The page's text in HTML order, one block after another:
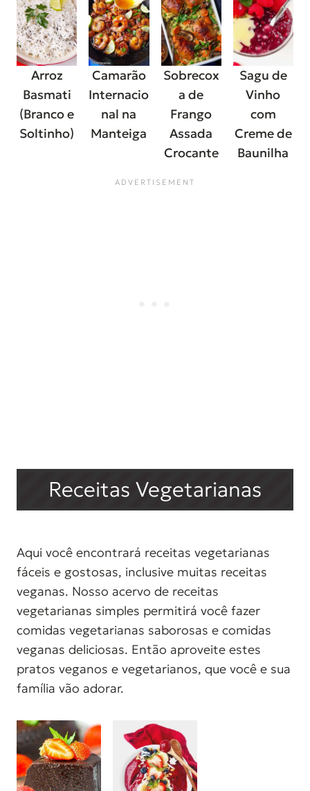
Arroz
Basmati
(Branco e
Soltinho)
Camarão
Internacio
nal na
Manteiga
Sobrecox
a de
Frango
Assada
Crocante
Sagu de
Vinho
com
Creme de
Baunilha
Receitas Vegetarianas
Aqui você encontrará receitas vegetarianas
fáceis e gostosas, inclusive muitas receitas
veganas. Nosso acervo de receitas
vegetarianas simples permitirá você fazer
comidas vegetarianas saborosas e comidas
veganas deliciosas. Então aproveite estes
pratos veganos e vegetarianos, que você e sua
família vão adorar.